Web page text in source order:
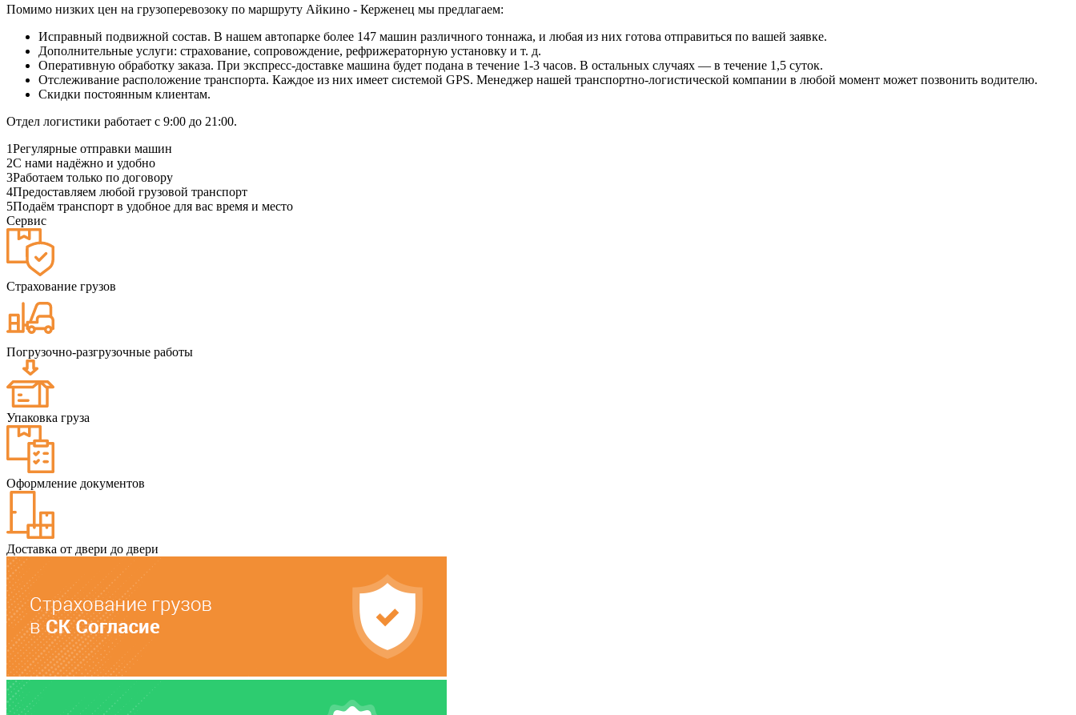
Помимо низких цен на грузоперевозоку по маршруту Айкино - Керженец мы предлагаем:
Исправный подвижной состав. В нашем автопарке более 147 машин различного тоннажа, и любая из них готова отправиться по вашей заявке.
Дополнительные услуги: страхование, сопровождение, рефрижераторную установку и т. д.
Оперативную обработку заказа. При экспресс-доставке машина будет подана в течение 1-3 часов. В остальных случаях — в течение 1,5 суток.
Отслеживание расположение транспорта. Каждое из них имеет системой GPS. Менеджер нашей транспортно-логистической компании в любой момент может позвонить водителю.
Скидки постоянным клиентам.
Отдел логистики работает с 9:00 до 21:00.
1Регулярные отправки машин
2С нами надёжно и удобно
3Работаем только по договору
4Предоставляем любой грузовой транспорт
5Подаём транспорт в удобное для вас время и место
Сервис
Страхование грузов
Погрузочно-разгрузочные работы
Упаковка груза
Оформление документов
Доставка от двери до двери